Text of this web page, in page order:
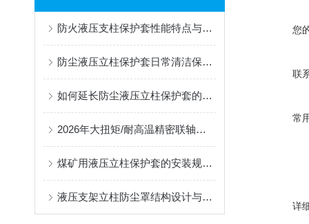
防火液压支柱保护套性能特点与阻燃防护应用
防尘液压立柱保护套日常清洁保养与更换规范
如何延长防尘液压立柱保护套的使用寿命？
2026年大扭矩/耐高温精密联轴器定制找哪家？能实现精准定制的优质厂家盘点
煤矿用液压立柱保护套的安装规范与使用寿命提升方案
液压支架立柱防尘罩结构设计与密封防护原理
您
联
常
详